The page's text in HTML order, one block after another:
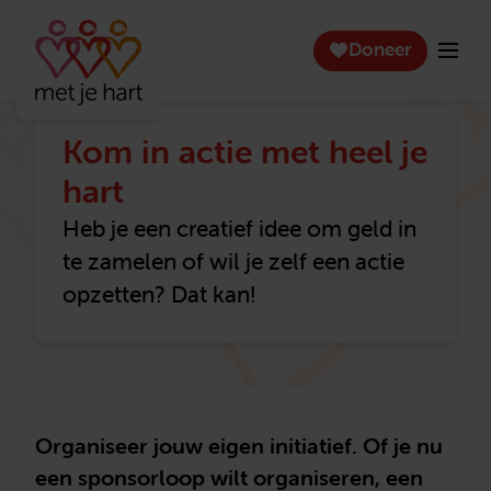
Doneer
Kom in actie met heel je
hart
Heb je een creatief idee om geld in
te zamelen of wil je zelf een actie
opzetten? Dat kan!
Organiseer jouw eigen initiatief. Of je nu
een sponsorloop wilt organiseren, een